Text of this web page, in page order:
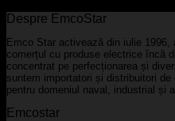
Despre EmcoStar
Emco Star activează din iulie
comerțul cu produse electrice încă
concentrat pe perfecționarea și
suntem importatori și distribuitori
pentru domeniul naval, industrial și
Emcostar